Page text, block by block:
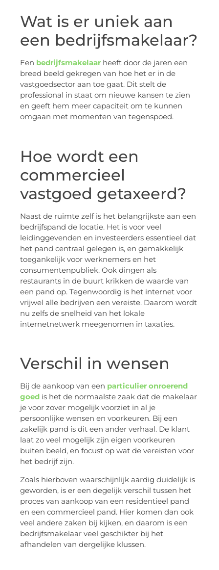
Wat is er uniek aan
een bedrijfsmakelaar?
Een bedrijfsmakelaar heeft door de jaren een
breed beeld gekregen van hoe het er in de
vastgoedsector aan toe gaat. Dit stelt de
professional in staat om nieuwe kansen te zien
en geeft hem meer capaciteit om te kunnen
omgaan met momenten van tegenspoed.
Hoe wordt een
commercieel
vastgoed getaxeerd?
Naast de ruimte zelf is het belangrijkste aan een
bedrijfspand de locatie. Het is voor veel
leidinggevenden en investeerders essentieel dat
het pand centraal gelegen is, en gemakkelijk
toegankelijk voor werknemers en het
consumentenpubliek. Ook dingen als
restaurants in de buurt krikken de waarde van
een pand op. Tegenwoordig is het internet voor
vrijwel alle bedrijven een vereiste. Daarom wordt
nu zelfs de snelheid van het lokale
internetnetwerk meegenomen in taxaties.
Verschil in wensen
Bij de aankoop van een particulier onroerend
goed is het de normaalste zaak dat de makelaar
je voor zover mogelijk voorziet in al je
persoonlijke wensen en voorkeuren. Bij een
zakelijk pand is dit een ander verhaal. De klant
laat zo veel mogelijk zijn eigen voorkeuren
buiten beeld, en focust op wat de vereisten voor
het bedrijf zijn.
Zoals hierboven waarschijnlijk aardig duidelijk is
geworden, is er een degelijk verschil tussen het
proces van aankoop van een residentieel pand
en een commercieel pand. Hier komen dan ook
veel andere zaken bij kijken, en daarom is een
bedrijfsmakelaar veel geschikter bij het
afhandelen van dergelijke klussen.